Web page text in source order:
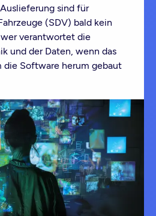
sind für
(SDV) bald kein
verantwortet die
und der Daten, wenn das
die Software herum gebaut